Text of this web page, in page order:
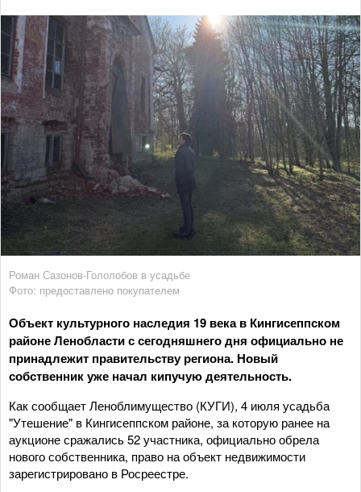
Роман Сазонов-Гололобов в усадьбе
Фото: предоставлено покупателем
Объект культурного наследия 19 века в Кингисеппском
районе Ленобласти с сегодняшнего дня официально не
принадлежит правительству региона. Новый
собственник уже начал кипучую деятельность.
Как сообщает Леноблимущество (КУГИ), 4 июля усадьба
"Утешение" в Кингисеппском районе, за которую ранее на
аукционе сражались 52 участника, официально обрела
нового собственника, право на объект недвижимости
зарегистрировано в Росреестре.